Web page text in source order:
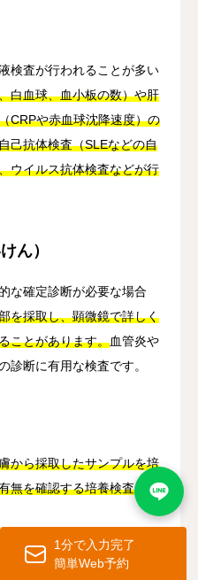
検査が行われることが多い
白血球、血小板の数）や肝
CRPや赤血球沈降速度）の
己抗体検査（SLEなどの自
ウイルス抗体検査などが行
ん）
な確定診断が必要な場合
を採取し、顕微鏡で詳しく
ことがあります。血管炎や
診断に有用な検査です。
から採取したサンプルを培
無を確認する培養検査が行
1分で入力完了
簡単Web予約